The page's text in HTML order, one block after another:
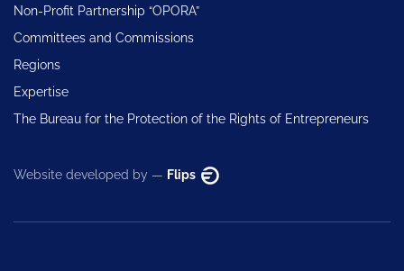
Non-Profit Partnership “OPORA”
Committees and Commissions
Regions
Expertise
The Bureau for the Protection of the Rights of Entrepreneurs
Website developed by — Flips